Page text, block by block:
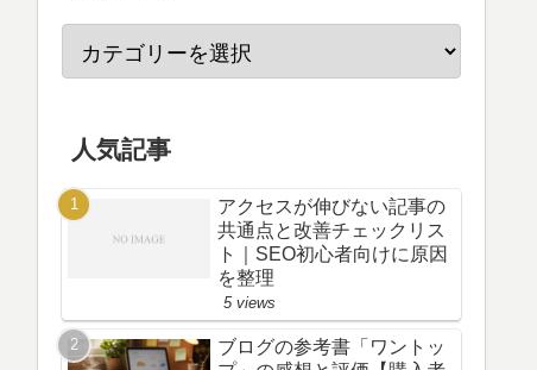
人気記事
アクセスが伸びない記事の
共通点と改善チェックリス
ト｜SEO初心者向けに原因
を整理
5 views
ブログの参考書「ワントッ